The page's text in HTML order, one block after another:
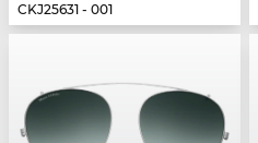
CKJ25631 - 001